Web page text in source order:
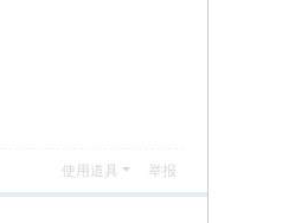
使用道具 举报